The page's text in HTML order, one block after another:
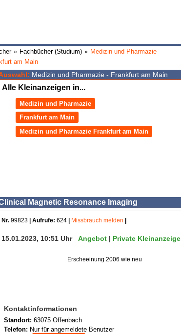
» Fachbücher (Studium) » Medizin und Pharmazie
am Main
Medizin und Pharmazie - Frankfurt am Main
Alle Kleinanzeigen in...
Medizin und Pharmazie
Frankfurt am Main
Medizin und Pharmazie Frankfurt am Main
Magnetic Resonance Imaging
Nr. 99823 | Aufrufe: 624 Missbrauch melden
15.01.2023, 10:51 Uhr Angebot | Private Kleinanzeige
Erscheeinung 2006 wie neu
Kontaktinformationen
Standort: 63075 Offenbach
Telefon: Nur für angemeldete Benutzer